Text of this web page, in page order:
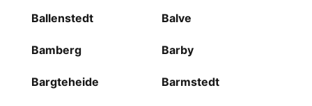
Ballenstedt Balve
Bamberg Barby
Bargteheide Barmstedt